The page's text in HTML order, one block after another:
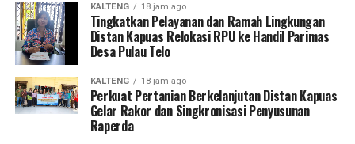
KALTENG 18 jam ago
Tingkatkan Pelayanan dan Ramah Lingkungan
Distan Kapuas Relokasi RPU ke Handil Parimas
Desa Pulau Telo
KALTENG 18 jam ago
Perkuat Pertanian Berkelanjutan Distan Kapuas
Gelar Rakor dan Singkronisasi Penyusunan
Raperda